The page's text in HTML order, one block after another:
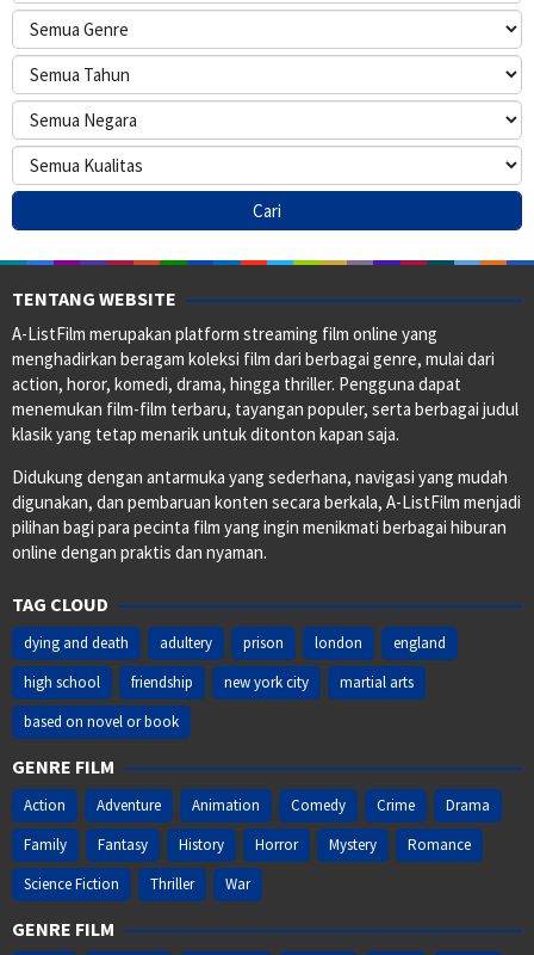
TENTANG WEBSITE
A-ListFilm merupakan platform streaming film online yang
menghadirkan beragam koleksi film dari berbagai genre, mulai dari
action, horor, komedi, drama, hingga thriller. Pengguna dapat
menemukan film-film terbaru, tayangan populer, serta berbagai judul
klasik yang tetap menarik untuk ditonton kapan saja.
Didukung dengan antarmuka yang sederhana, navigasi yang mudah
digunakan, dan pembaruan konten secara berkala, A-ListFilm menjadi
pilihan bagi para pecinta film yang ingin menikmati berbagai hiburan
online dengan praktis dan nyaman.
TAG CLOUD
dying and death adultery prison london
england
high school
friendship new york city
martial arts
based on novel or book
GENRE FILM
Action Adventure Animation Comedy Crime
Drama
Family
Fantasy History Horror Mystery
Romance
Science Fiction
Thriller War
GENRE FILM